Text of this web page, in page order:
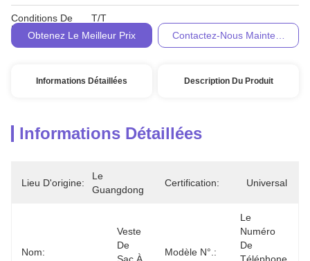
Conditions De
Paiement:
T/T
Obtenez Le Meilleur Prix
Contactez-Nous Maintenant
Informations Détaillées Description Du Produit
Informations Détaillées
Lieu D'origine:
Le
Guangdong
Certification: Universal
Nom:
Veste
De
Modèle N°.:
Le
Numéro
De